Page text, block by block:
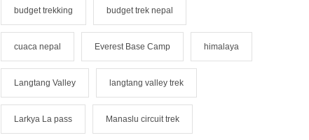
budget trekking budget trek nepal
cuaca nepal Everest Base Camp himalaya
Langtang Valley langtang valley trek
Larkya La pass Manaslu circuit trek